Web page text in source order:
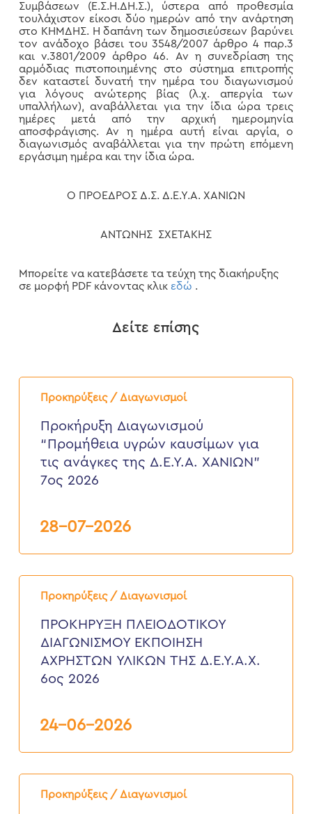
Συμβάσεων (Ε.Σ.Η.ΔΗ.Σ.), ύστερα από προθεσμία
τουλάχιστον είκοσι δύο ημερών από την ανάρτηση
στο ΚΗΜΔΗΣ. Η δαπάνη των δημοσιεύσεων βαρύνει
τον ανάδοχο βάσει του 3548/2007 άρθρο 4 παρ.3
και ν.3801/2009 άρθρο 46. Αν η συνεδρίαση της
αρμόδιας πιστοποιημένης στο σύστημα επιτροπής
δεν καταστεί δυνατή την ημέρα του διαγωνισμού
για λόγους ανώτερης βίας (λ.χ. απεργία των
υπαλλήλων), αναβάλλεται για την ίδια ώρα τρεις
ημέρες μετά από την αρχική ημερομηνία
αποσφράγισης. Αν η ημέρα αυτή είναι αργία, ο
διαγωνισμός αναβάλλεται για την πρώτη επόμενη
εργάσιμη ημέρα και την ίδια ώρα.
Ο ΠΡΟΕΔΡΟΣ Δ.Σ. Δ.Ε.Υ.Α. ΧΑΝΙΩΝ
ΑΝΤΩΝΗΣ ΣΧΕΤΑΚΗΣ
Μπορείτε να κατεβάσετε τα τεύχη της διακήρυξης
σε μορφή PDF κάνοντας κλικ εδώ .
Δείτε επίσης
Προκηρύξεις / Διαγωνισμοί
Προκήρυξη
Διαγωνισμού
υγρών
καυσίμων
ανάγκες
2026
Προκήρυξη Διαγωνισμού
“Προμήθεια υγρών καυσίμων για
τις ανάγκες της Δ.Ε.Υ.Α. ΧΑΝΙΩΝ”
7ος 2026
28-07-2026
Προκηρύξεις / Διαγωνισμοί
ΠΡΟΚΗΡΥΞΗ
ΠΛΕΙΟΔΟΤΙΚΟΥ
ΕΚΠΟΙΗΣΗ
ΑΧΡΗΣΤΩΝ
ΥΛΙΚΩΝ
Δ.Ε.Υ.Α.Χ.
ΠΡΟΚΗΡΥΞΗ ΠΛΕΙΟΔΟΤΙΚΟΥ
ΔΙΑΓΩΝΙΣΜΟΥ ΕΚΠΟΙΗΣΗ
ΑΧΡΗΣΤΩΝ ΥΛΙΚΩΝ ΤΗΣ Δ.Ε.Υ.Α.Χ.
6ος 2026
24-06-2026
Προκηρύξεις / Διαγωνισμοί
Προκήρυξη
Διαγωνισμού